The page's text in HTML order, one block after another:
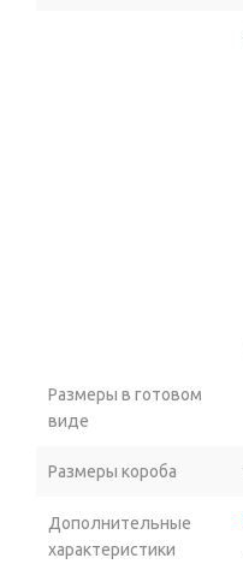
Размеры в готовом
виде
Размеры короба
Дополнительные
характеристики